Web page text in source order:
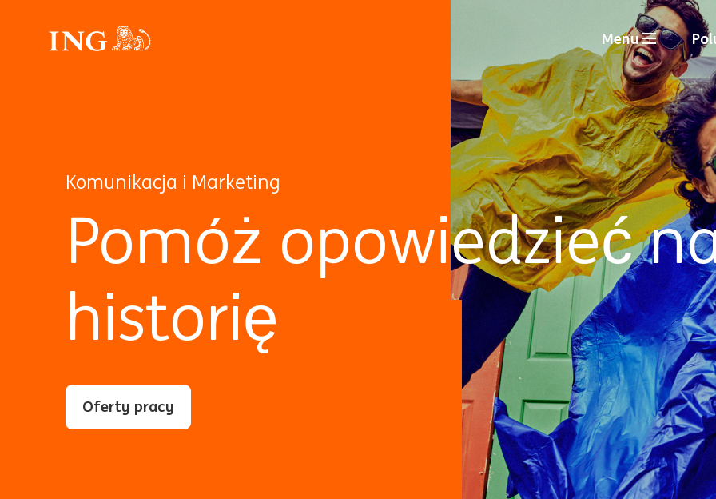
Menu
Komunikacja i Marketing
Pomóż opowiedzieć
historię
Oferty pracy